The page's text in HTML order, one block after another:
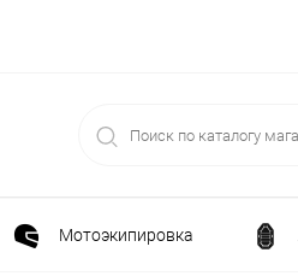
Мотоэкипировка